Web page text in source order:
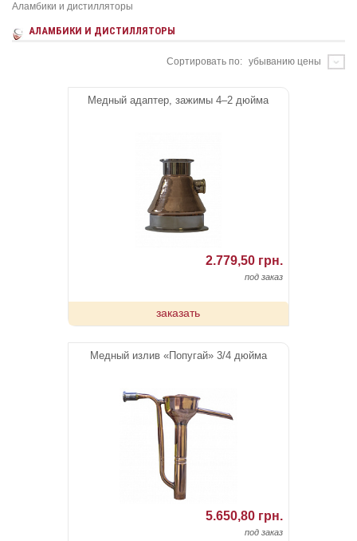
Аламбики и дистилляторы
АЛАМБИКИ И ДИСТИЛЛЯТОРЫ
Сортировать по: убыванию цены
Медный адаптер, зажимы 4–2 дюйма
2.779,50 грн.
под заказ
заказать
Медный излив «Попугай» 3/4 дюйма
5.650,80 грн.
под заказ